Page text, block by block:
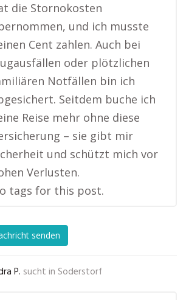
die Stornokosten
und ich musste
Cent zahlen. Auch bei
oder plötzlichen
Notfällen bin ich
Seitdem buche ich
Reise mehr ohne diese
– sie gibt mir
und schützt mich vor
Verlusten.
tags for this post.
senden
P. sucht in Soderstorf